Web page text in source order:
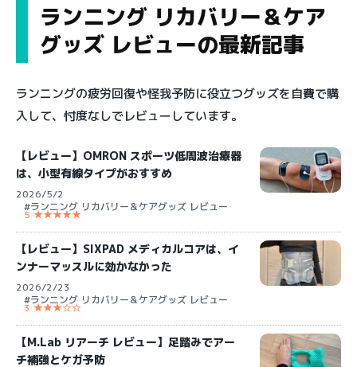
ランニング リカバリー＆ケア
グッズ レビューの最新記事
ランニングの疲労回復や怪我予防に役立つグッズを自費で購
入して、忖度なしでレビューしています。
【レビュー】OMRON スポーツ低周波治療器
は、小型有線タイプがおすすめ
2026/5/2
#ランニング リカバリー＆ケアグッズ レビュー
5 ★★★★★
【レビュー】SIXPAD メディカルコアは、イ
ンナーマッスルに効かなかった
2026/2/23
#ランニング リカバリー＆ケアグッズ レビュー
3 ★★★☆☆
【M.Lab リアーチ レビュー】足踏みでアー
チ補強とケガ予防